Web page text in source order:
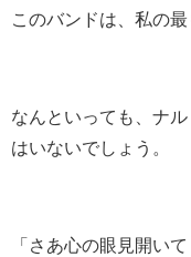
このバンドは、私の最
なんといっても、ナ
はいないでしょう。
「さあ心の眼見開い